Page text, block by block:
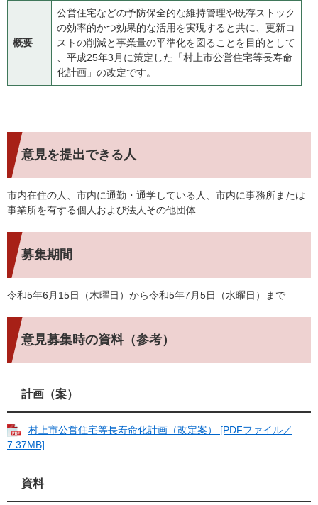
概要
公営住宅などの予防保全的な維持管理や既存ストック
の効率的かつ効果的な活用を実現すると共に、更新コ
ストの削減と事業量の平準化を図ることを目的として
、平成25年3月に策定した「村上市公営住宅等長寿命
化計画」の改定です。
意見を提出できる人
市内在住の人、市内に通勤・通学している人、市内に事務所または
事業所を有する個人および法人その他団体
募集期間
令和5年6月15日（木曜日）から令和5年7月5日（水曜日）まで
意見募集時の資料（参考）
計画（案）
村上市公営住宅等長寿命化計画（改定案） [PDFファイル／
7.37MB]
資料